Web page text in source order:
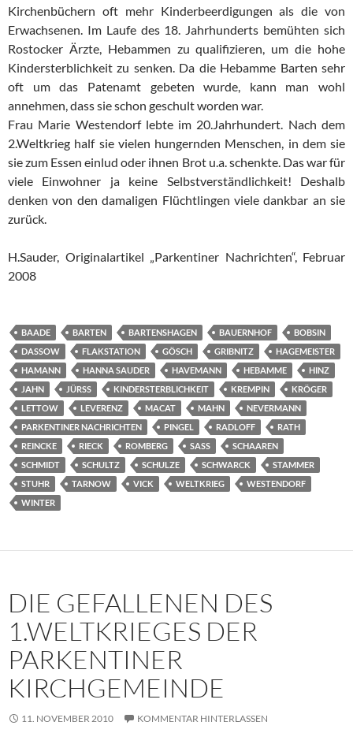
Kirchenbüchern oft mehr Kinderbeerdigungen als die von
Erwachsenen. Im Laufe des 18. Jahrhunderts bemühten sich
Rostocker Ärzte, Hebammen zu qualifizieren, um die hohe
Kindersterblichkeit zu senken. Da die Hebamme Barten sehr
oft um das Patenamt gebeten wurde, kann man wohl
annehmen, dass sie schon geschult worden war.
Frau Marie Westendorf lebte im 20.Jahrhundert. Nach dem
2.Weltkrieg half sie vielen hungernden Menschen, in dem sie
sie zum Essen einlud oder ihnen Brot u.a. schenkte. Das war für
viele Einwohner ja keine Selbstverständlichkeit! Deshalb
denken von den damaligen Flüchtlingen viele dankbar an sie
zurück.
H.Sauder, Originalartikel „Parkentiner Nachrichten“, Februar
2008
BAADE BARTEN BARTENSHAGEN BAUERNHOF
BOBSIN
DASSOW
FLAKSTATION GÖSCH GRIBNITZ
HAGEMEISTER
HAMANN
HANNA SAUDER HAVEMANN HEBAMME
HINZ
JAHN
JÜRSS KINDERSTERBLICHKEIT KREMPIN
KRÖGER
LETTOW
LEVERENZ MACAT MAHN
NEVERMANN
PARKENTINER NACHRICHTEN
PINGEL RADLOFF
RATH
REINCKE
RIECK ROMBERG SASS
SCHAAREN
SCHMIDT
SCHULTZ SCHULZE SCHWARCK
STAMMER
STUHR
TARNOW VICK WELTKRIEG
WESTENDORF
WINTER
DIE GEFALLENEN DES
1.WELTKRIEGES DER
PARKENTINER
KIRCHGEMEINDE
11. NOVEMBER 2010 KOMMENTAR HINTERLASSEN